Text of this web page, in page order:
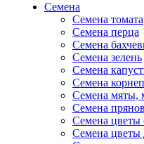
Семена
Семена томата
Семена перца
Семена
Семена зелень
Семена
Семена
Семена мяты,
Семена
Семена цветы
Семена цветы